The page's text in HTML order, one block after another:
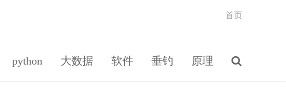
python 大数据 软件 垂钓 原理
首页